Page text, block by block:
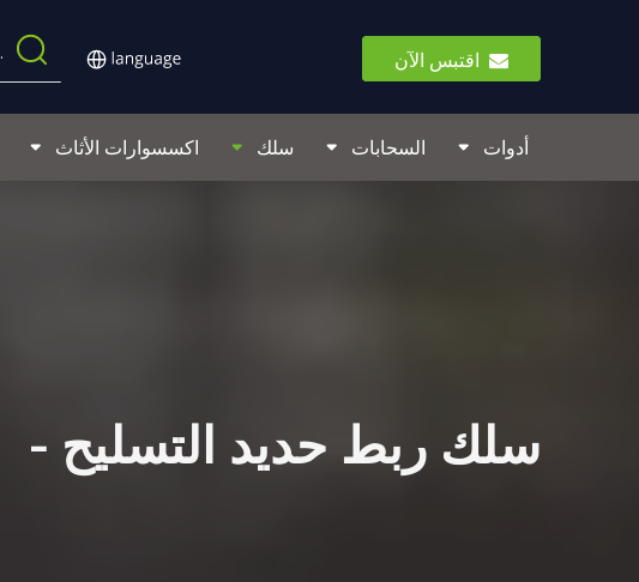
اقتبس الآن
أدوات السحابات سلك اكسسوارات الأثاث
سلك ربط حديد التسليح -